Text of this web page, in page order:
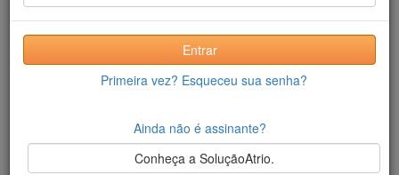
Entrar
Primeira vez? Esqueceu sua senha?
Ainda não é assinante?
Conheça a SoluçãoAtrio.